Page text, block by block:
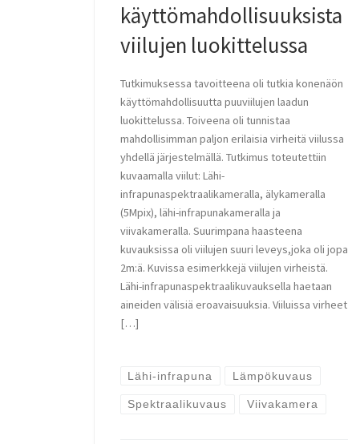
käyttömahdollisuuksista
viilujen luokittelussa
Tutkimuksessa tavoitteena oli tutkia konenäön
käyttömahdollisuutta puuviilujen laadun
luokittelussa. Toiveena oli tunnistaa
mahdollisimman paljon erilaisia virheitä viilussa
yhdellä järjestelmällä. Tutkimus toteutettiin
kuvaamalla viilut: Lähi-
infrapunaspektraalikameralla, älykameralla
(5Mpix), lähi-infrapunakameralla ja
viivakameralla. Suurimpana haasteena
kuvauksissa oli viilujen suuri leveys,joka oli jopa
2m:ä. Kuvissa esimerkkejä viilujen virheistä.
Lähi-infrapunaspektraalikuvauksella haetaan
aineiden välisiä eroavaisuuksia. Viiluissa virheet
[…]
Lähi-infrapuna Lämpökuvaus
Spektraalikuvaus Viivakamera